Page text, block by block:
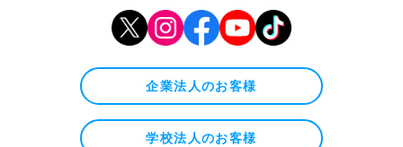
企業法人のお客様
学校法人のお客様